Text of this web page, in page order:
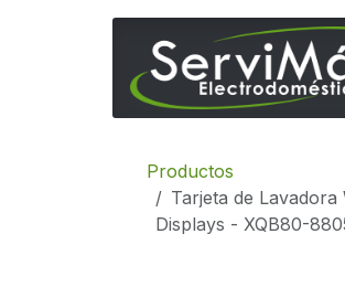
Productos
Tarjeta de
Displays - XQB80-